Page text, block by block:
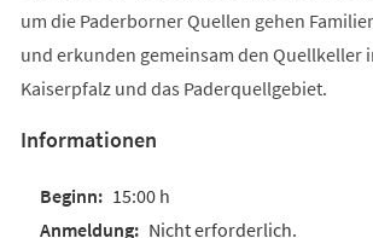
um die Paderborner Quellen gehen
und erkunden gemeinsam den Quellkeller
Kaiserpfalz und das Paderquellgebiet.
Informationen
15:00 h
Nicht erforderlich.